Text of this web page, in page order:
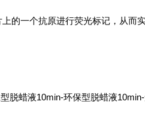
的一个抗原进行荧光标记，从而
脱蜡液10min-环保型脱蜡液